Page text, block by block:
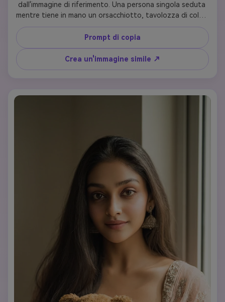
dall'immagine di riferimento. Una persona singola seduta
mentre tiene in mano un orsacchiotto, tavolozza di colori
pastello, illuminazione morbida diffusa, tono emotivo
calmo, trama realistica, profondità di campo
cinematografica
Prompt di copia
Crea un'immagine simile ↗